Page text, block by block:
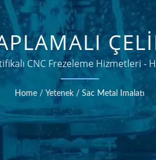
CNC Frezeleme Hizmetleri -
Home / Yetenek / Sac Metal Imalatı